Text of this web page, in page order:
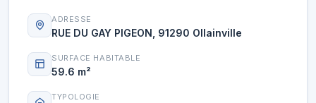
ADRESSE
RUE DU GAY PIGEON, 91290 Ollainville
SURFACE HABITABLE
59.6 m²
TYPOLOGIE